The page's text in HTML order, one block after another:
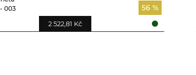
003
56 %
2 522,81 Kč